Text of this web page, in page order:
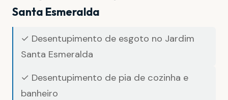
Santa Esmeralda
✓ Desentupimento de esgoto no Jardim
Santa Esmeralda
✓ Desentupimento de pia de cozinha e
banheiro